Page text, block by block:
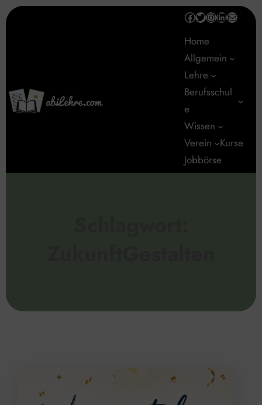
Zum
Facebook
Twitter
Instagram
LinkedIn
E-Mail
Home
Allgemein
Lehre
Berufsschul
e
Wissen
Verein
Kurse
Jobbörse